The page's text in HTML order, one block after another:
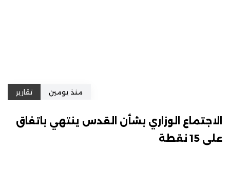
منذ يومين تقارير
الاجتماع الوزاري بشأن القدس ينتهي باتفاق
على 15 نقطة